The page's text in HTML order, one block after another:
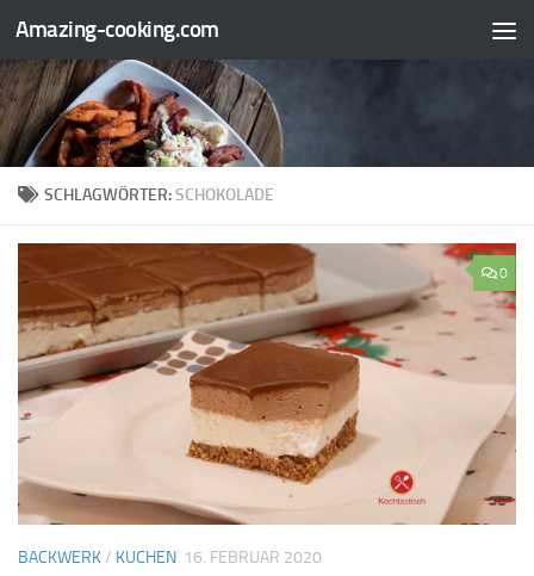
Zum Inhalt springen
Amazing-cooking.com
SCHLAGWÖRTER:SCHOKOLADE
0
BACKWERK/ KUCHEN 16. FEBRUAR 2020